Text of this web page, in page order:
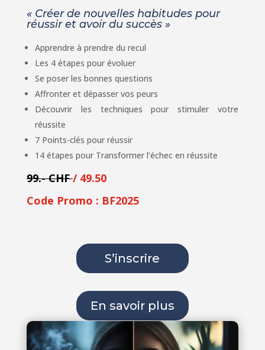
« Créer de nouvelles habitudes pour
réussir et avoir du succès »
Apprendre à prendre du recul
Les 4 étapes pour évoluer
Se poser les bonnes questions
Affronter et dépasser vos peurs
Découvrir les techniques pour stimuler votre
réussite
7 Points-clés pour réussir
14 étapes pour Transformer l’échec en réussite
99.- CHF/ 49.50
Code Promo : BF2025
S’inscrire
En savoir plus